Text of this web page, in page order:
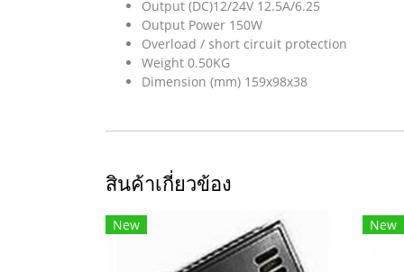
Output (DC)12/24V 12.5A/6.25
Output Power 150W
Overload / short circuit protection
Weight 0.50KG
Dimension (mm) 159x98x38
สินค้าเกี่ยวข้อง
New New